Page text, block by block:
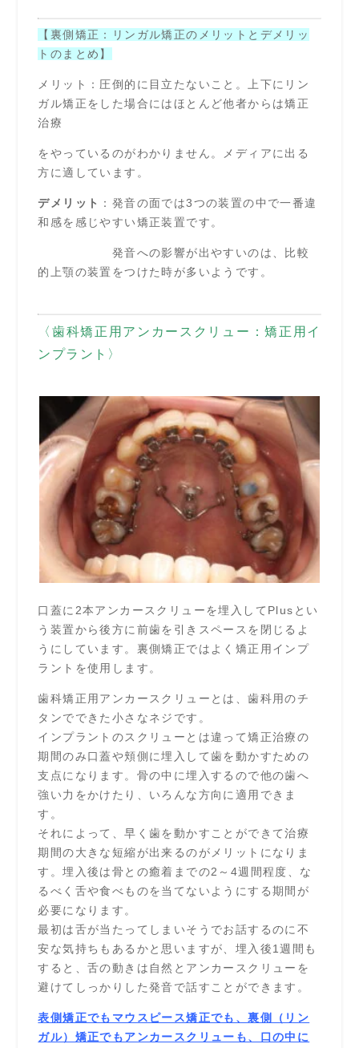
【裏側矯正：リンガル矯正のメリットとデメリッ
トのまとめ】
メリット：圧倒的に目立たないこと。上下にリン
ガル矯正をした場合にはほとんど他者からは矯正
治療
をやっているのがわかりません。メディアに出る
方に適しています。
デメリット
：発音の面では3つの装置の中で一番違
和感を感じやすい矯正装置です。
発音への影響が出やすいのは、比較
的上顎の装置をつけた時が多いようです。
〈歯科矯正用アンカースクリュー：矯正用イ
ンプラント〉
口蓋に2本アンカースクリューを埋入してPlusとい
う装置から後方に前歯を引きスペースを閉じるよ
うにしています。裏側矯正ではよく矯正用インプ
ラントを使用します。
歯科矯正用アンカースクリューとは、歯科用のチ
タンでできた小さなネジです。
インプラントのスクリューとは違って矯正治療の
期間のみ口蓋や頬側に埋入して歯を動かすための
支点になります。骨の中に埋入するので他の歯へ
強い力をかけたり、いろんな方向に適用できま
す。
それによって、早く歯を動かすことができて治療
期間の大きな短縮が出来るのがメリットになりま
す。埋入後は骨との癒着までの2～4週間程度、な
るべく舌や食べものを当てないようにする期間が
必要になります。
最初は舌が当たってしまいそうでお話するのに不
安な気持ちもあるかと思いますが、埋入後1週間も
すると、舌の動きは自然とアンカースクリューを
避けてしっかりした発音で話すことができます。
表側矯正でもマウスピース矯正でも、裏側（リン
ガル）矯正でもアンカースクリューも、口の中に